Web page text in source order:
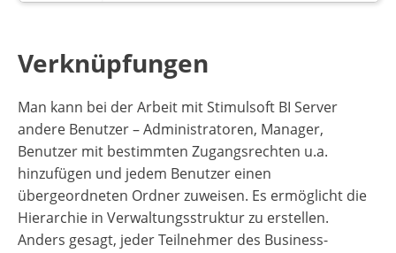
Verknüpfungen
Man kann bei der Arbeit mit Stimulsoft BI Server
andere Benutzer – Administratoren, Manager,
Benutzer mit bestimmten Zugangsrechten u.a.
hinzufügen und jedem Benutzer einen
übergeordneten Ordner zuweisen. Es ermöglicht die
Hierarchie in Verwaltungsstruktur zu erstellen.
Anders gesagt, jeder Teilnehmer des Business-